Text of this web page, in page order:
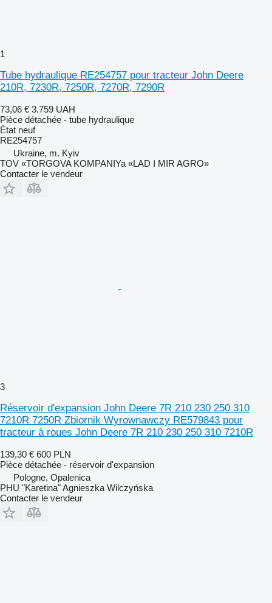
1
Tube hydraulique RE254757 pour tracteur John Deere
210R, 7230R, 7250R, 7270R, 7290R
73,06 € 3.759 UAH
Pièce détachée - tube hydraulique
État neuf
RE254757
Ukraine, m. Kyiv
TOV «TORGOVA KOMPANIYa «LAD I MIR AGRO»
Contacter le vendeur
3
Réservoir d'expansion John Deere 7R 210 230 250 310
7210R 7250R Zbiornik Wyrownawczy RE579843 pour
tracteur à roues John Deere 7R 210 230 250 310 7210R
139,30 € 600 PLN
Pièce détachée - réservoir d'expansion
Pologne, Opalenica
PHU "Karetina" Agnieszka Wilczyńska
Contacter le vendeur